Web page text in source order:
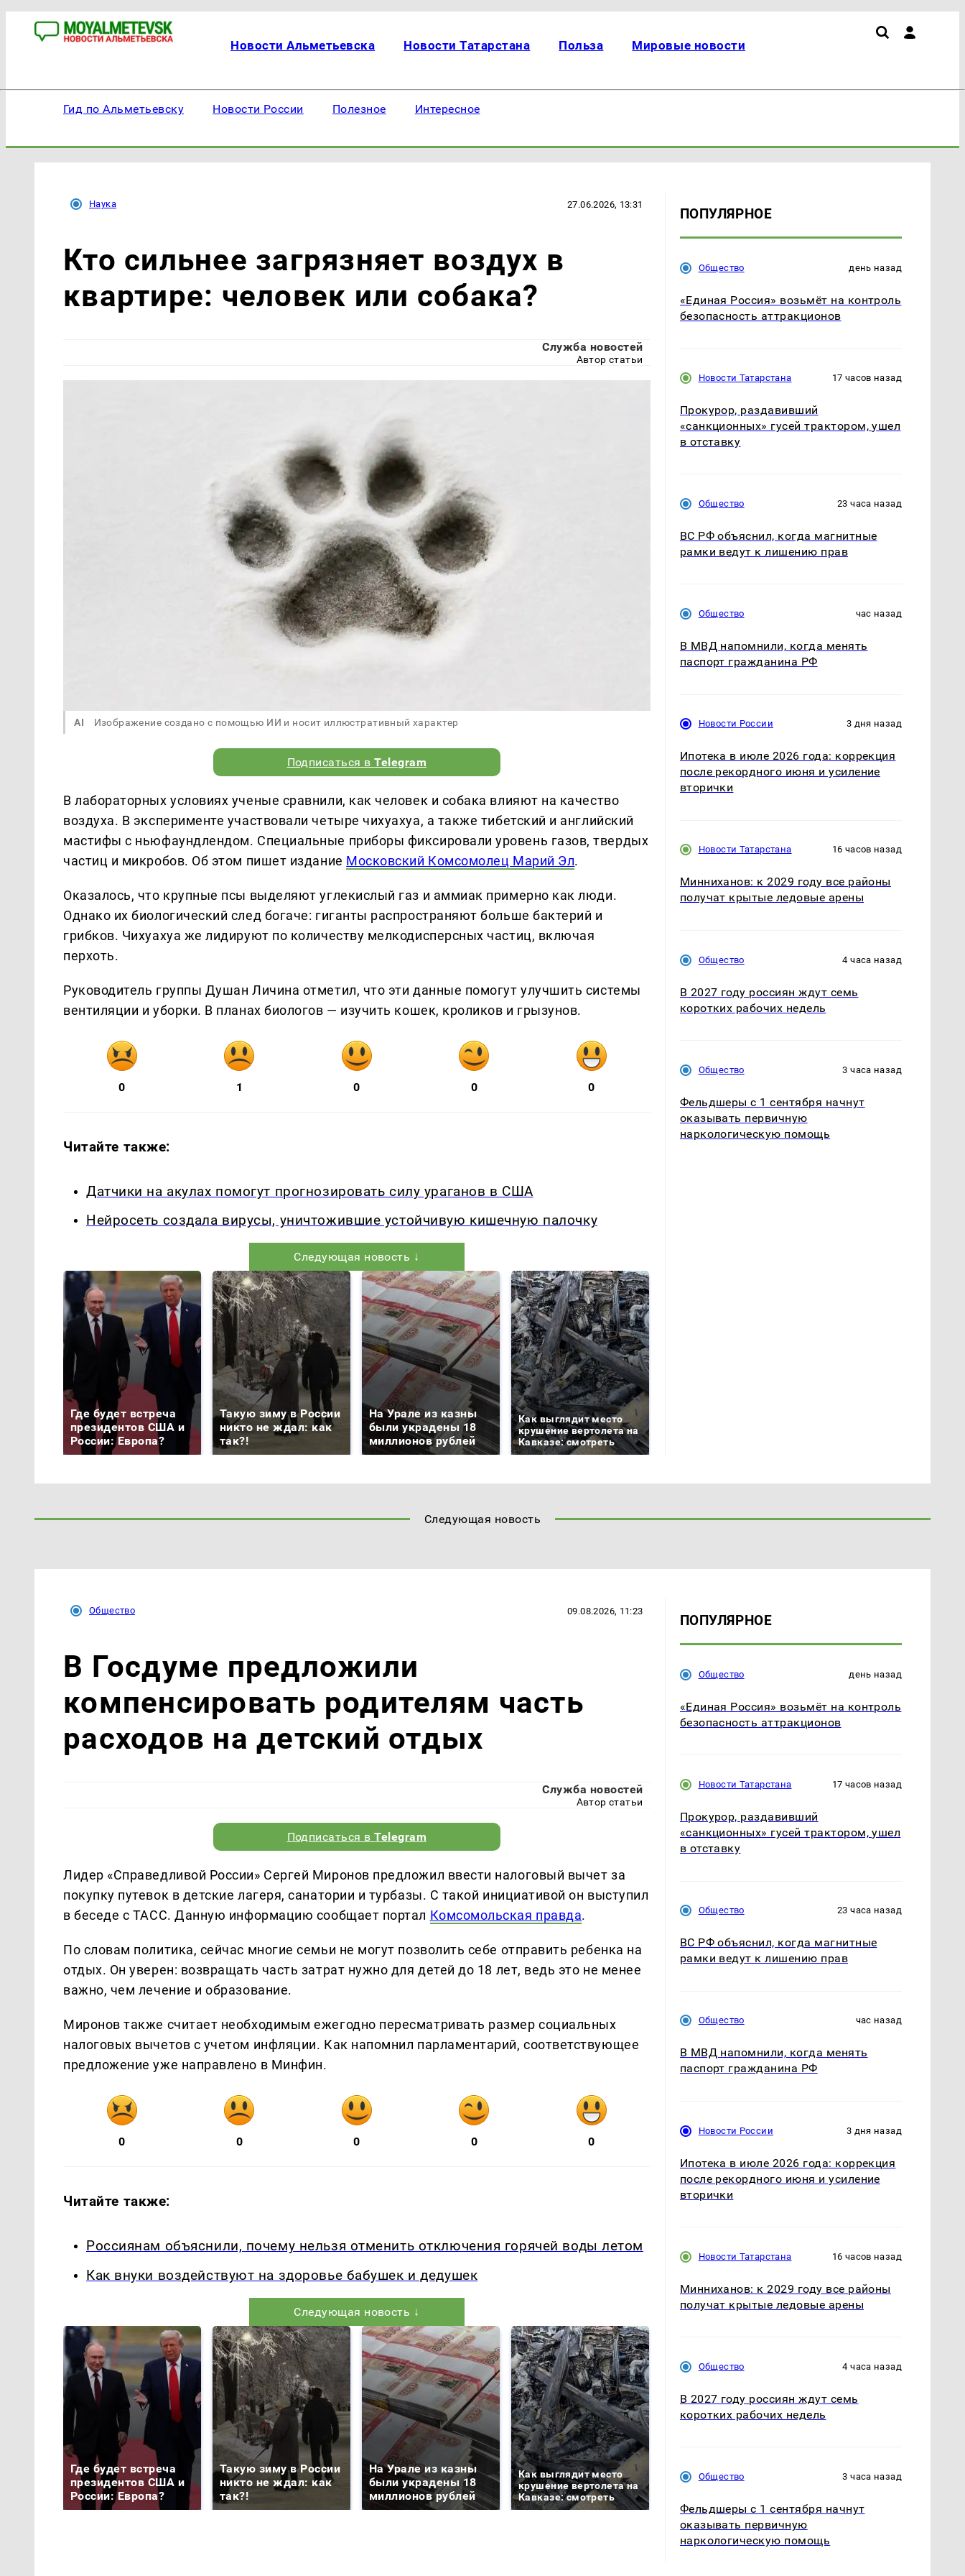
Новости Альметьевска Новости Татарстана Польза Мировые новости
Гид по Альметьевску Новости России Полезное Интересное
Наука 27.06.2026, 13:31
Кто сильнее загрязняет воздух в
квартире: человек или собака?
Служба новостей
Автор статьи
AI Изображение создано с помощью ИИ и носит иллюстративный характер
Подписаться вTelegram
В лабораторных условиях ученые сравнили, как человек и собака влияют на качество
воздуха. В эксперименте участвовали четыре чихуахуа, а также тибетский и английский
мастифы с ньюфаундлендом. Специальные приборы фиксировали уровень газов, твердых
частиц и микробов. Об этом пишет издание Московский Комсомолец Марий Эл.
Оказалось, что крупные псы выделяют углекислый газ и аммиак примерно как люди.
Однако их биологический след богаче: гиганты распространяют больше бактерий и
грибков. Чихуахуа же лидируют по количеству мелкодисперсных частиц, включая
перхоть.
Руководитель группы Душан Личина отметил, что эти данные помогут улучшить системы
вентиляции и уборки. В планах биологов — изучить кошек, кроликов и грызунов.
0 1 0 0 0
Читайте также:
Датчики на акулах помогут прогнозировать силу ураганов в США
Нейросеть создала вирусы, уничтожившие устойчивую кишечную палочку
Следующая новость ↓
Где будет встреча
президентов США и
России: Европа?
Такую зиму в России
никто не ждал: как
так?!
На Урале из казны
были украдены 18
миллионов рублей
Как выглядит место
крушение вертолета на
Кавказе: смотреть
ПОПУЛЯРНОЕ
Общество день назад
«Единая Россия» возьмёт на контроль
безопасность аттракционов
Новости Татарстана 17 часов назад
Прокурор, раздавивший
«санкционных» гусей трактором, ушел
в отставку
Общество 23 часа назад
ВС РФ объяснил, когда магнитные
рамки ведут к лишению прав
Общество час назад
В МВД напомнили, когда менять
паспорт гражданина РФ
Новости России 3 дня назад
Ипотека в июле 2026 года: коррекция
после рекордного июня и усиление
вторички
Новости Татарстана 16 часов назад
Минниханов: к 2029 году все районы
получат крытые ледовые арены
Общество 4 часа назад
В 2027 году россиян ждут семь
коротких рабочих недель
Общество 3 часа назад
Фельдшеры с 1 сентября начнут
оказывать первичную
наркологическую помощь
Следующая новость
Общество 09.08.2026, 11:23
В Госдуме предложили
компенсировать родителям часть
расходов на детский отдых
Служба новостей
Автор статьи
Подписаться вTelegram
Лидер «Справедливой России» Сергей Миронов предложил ввести налоговый вычет за
покупку путевок в детские лагеря, санатории и турбазы. С такой инициативой он выступил
в беседе с ТАСС. Данную информацию сообщает портал Комсомольская правда.
По словам политика, сейчас многие семьи не могут позволить себе отправить ребенка на
отдых. Он уверен: возвращать часть затрат нужно для детей до 18 лет, ведь это не менее
важно, чем лечение и образование.
Миронов также считает необходимым ежегодно пересматривать размер социальных
налоговых вычетов с учетом инфляции. Как напомнил парламентарий, соответствующее
предложение уже направлено в Минфин.
0 0 0 0 0
Читайте также:
Россиянам объяснили, почему нельзя отменить отключения горячей воды летом
Как внуки воздействуют на здоровье бабушек и дедушек
Следующая новость ↓
Где будет встреча
президентов США и
России: Европа?
Такую зиму в России
никто не ждал: как
так?!
На Урале из казны
были украдены 18
миллионов рублей
Как выглядит место
крушение вертолета на
Кавказе: смотреть
Не ешьте эту
готовую еду из
жестокое убийство
ПОПУЛЯРНОЕ
Общество день назад
«Единая Россия» возьмёт на контроль
безопасность аттракционов
Новости Татарстана 17 часов назад
Прокурор, раздавивший
«санкционных» гусей трактором, ушел
в отставку
Общество 23 часа назад
ВС РФ объяснил, когда магнитные
рамки ведут к лишению прав
Общество час назад
В МВД напомнили, когда менять
паспорт гражданина РФ
Новости России 3 дня назад
Ипотека в июле 2026 года: коррекция
после рекордного июня и усиление
вторички
Новости Татарстана 16 часов назад
Минниханов: к 2029 году все районы
получат крытые ледовые арены
Общество 4 часа назад
В 2027 году россиян ждут семь
коротких рабочих недель
Общество 3 часа назад
Фельдшеры с 1 сентября начнут
оказывать первичную
наркологическую помощь